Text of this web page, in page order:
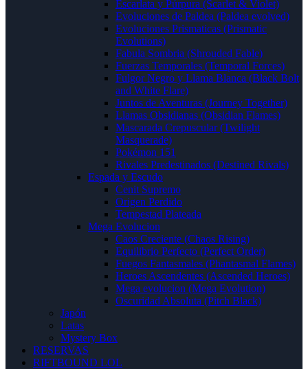
Escarlata y Púrpura (Scarlet & Violet)
Evoluciones de Paldea (Paldea evolved)
Evoluciones Prismaticas (Prismatic
Evolutions)
Fabula Sombria (Shrouded Fable)
Fuerzas Temporales (Temporal Forces)
Fulgor Negro y Llama Blanca (Black Bolt
and White Flare)
Juntos de Aventuras (Journey Together)
Llamas Obsidianas (Obsidian Flames)
Mascarada Crepuscular (Twilight
Masquerade)
Pokémon 151
Rivales Predestinados (Destined Rivals)
Espada y Escudo
Cenit Supremo
Origen Perdido
Tempestad Plateada
Mega Evolucion
Caos Creciente (Chaos Rising)
Equilibrio Perfecto (Perfect Order)
Fuegos Fantasmales (Phantasmal Flames)
Heroes Ascendentes (Ascended Heroes)
Mega evolucion (Mega Evolution)
Oscuridad Absoluta (Pitch Black)
Japón
Latas
Mystery Box
RESERVAS
RIFTBOUND LOL